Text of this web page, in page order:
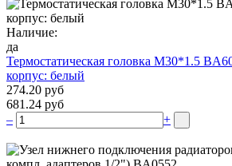
Наличие:
да
Термостатическая головка M30*1.5
корпус: белый
274.20 руб
681.24 руб
–
+